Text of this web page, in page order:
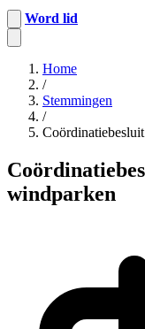
Word lid
Home
/
Stemmingen
/
windparken